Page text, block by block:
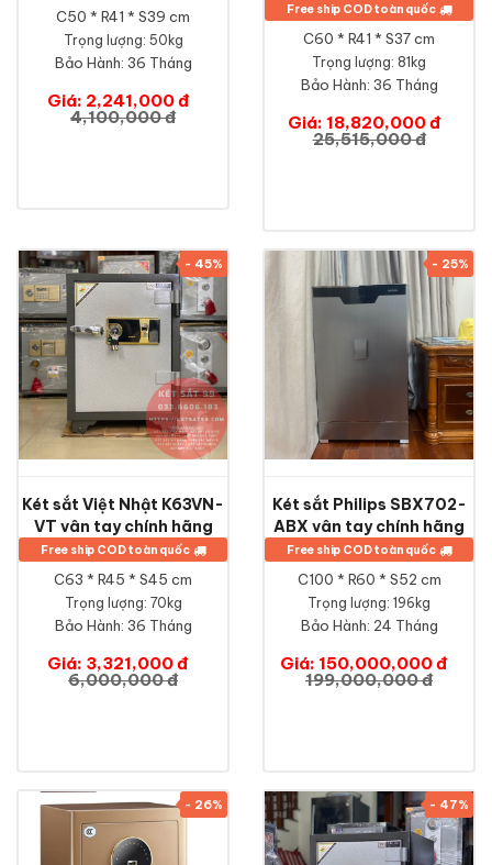
C50 * R41 * S39 cm
Trọng lượng: 50kg
Bảo Hành: 36 Tháng
Giá: 2,241,000 đ
4,100,000 đ
Free ship COD toàn quốc
C60 * R41 * S37 cm
Trọng lượng: 81kg
Bảo Hành: 36 Tháng
Giá: 18,820,000 đ
25,515,000 đ
- 45%
Két sắt Việt Nhật K63VN-
VT vân tay chính hãng
Free ship COD toàn quốc
C63 * R45 * S45 cm
Trọng lượng: 70kg
Bảo Hành: 36 Tháng
Giá: 3,321,000 đ
6,000,000 đ
- 25%
Két sắt Philips SBX702-
ABX vân tay chính hãng
Free ship COD toàn quốc
C100 * R60 * S52 cm
Trọng lượng: 196kg
Bảo Hành: 24 Tháng
Giá: 150,000,000 đ
199,000,000 đ
- 26% - 47%